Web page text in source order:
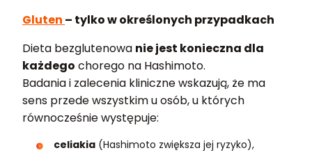
Gluten – tylko w określonych przypadkach
Dieta bezglutenowa nie jest konieczna dla
każdego chorego na Hashimoto.
Badania i zalecenia kliniczne wskazują, że ma
sens przede wszystkim u osób, u których
równocześnie występuje:
celiakia (Hashimoto zwiększa jej ryzyko),